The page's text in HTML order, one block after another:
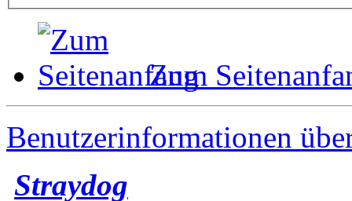
Zum
Benutzerinformationen
Straydog